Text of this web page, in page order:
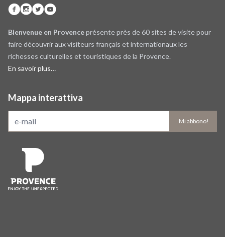
Bienvenue en Provenceprésente près de 60 sites de visite pour
faire découvrir aux visiteurs français et internationaux les
richesses culturelles et touristiques de la Provence.
En savoir plus…
Mappa interattiva